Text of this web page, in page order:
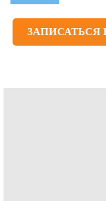
ЗАПИСАТЬСЯ